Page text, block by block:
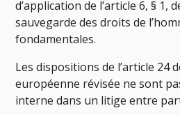
d’application de l’article 6, § 1,
sauvegarde des droits de
fondamentales.
Les dispositions de l’article 24
européenne révisée ne sont
interne dans un litige entre